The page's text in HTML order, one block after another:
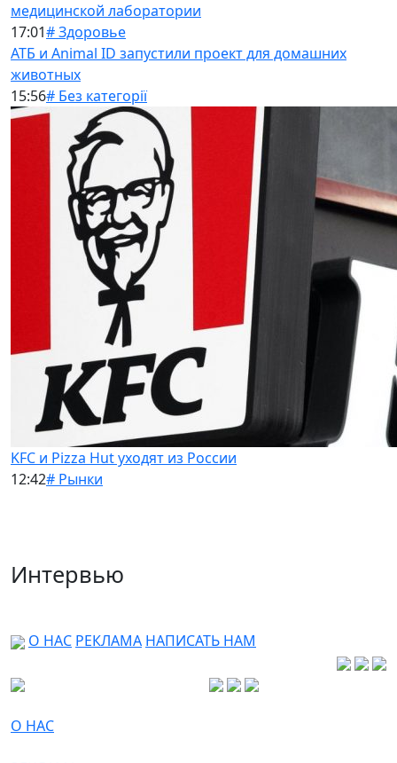
медицинской лаборатории
17:01# Здоровье
АТБ и Animal ID запустили проект для домашних
животных
15:56# Без категорії
KFC и Pizza Hut уходят из России
12:42# Рынки
Интервью
О НАС РЕКЛАМА НАПИСАТЬ НАМ
О НАС